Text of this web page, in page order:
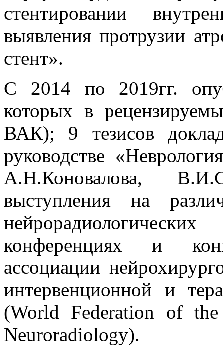
стентировании
выявления протрузии
стент».
С 2014 по 2019гг.
которых в
ВАК); 9 тезисов
руководстве
А.Н.Коновалова,
выступления на
конференциях и
ассоциации
интервенционной и
(World Federation of
Neuroradiology).